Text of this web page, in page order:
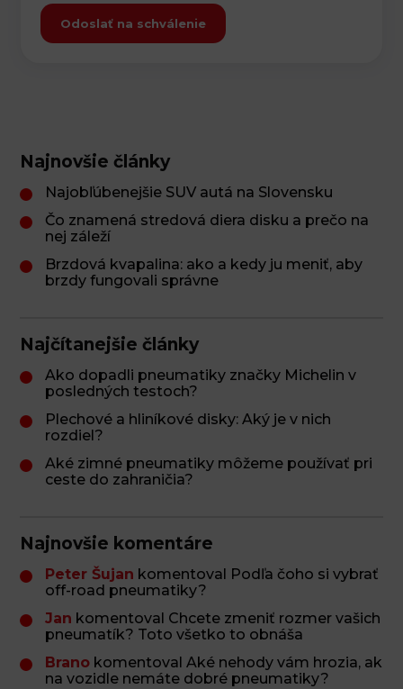
Najnovšie články
Najobľúbenejšie SUV autá na Slovensku
Čo znamená stredová diera disku a prečo na
nej záleží
Brzdová kvapalina: ako a kedy ju meniť, aby
brzdy fungovali správne
Najčítanejšie články
Ako dopadli pneumatiky značky Michelin v
posledných testoch?
Plechové a hliníkové disky: Aký je v nich
rozdiel?
Aké zimné pneumatiky môžeme používať pri
ceste do zahraničia?
Najnovšie komentáre
Peter Šujan komentoval Podľa čoho si vybrať
off-road pneumatiky?
Jan komentoval Chcete zmeniť rozmer vašich
pneumatík? Toto všetko to obnáša
Brano komentoval Aké nehody vám hrozia, ak
na vozidle nemáte dobré pneumatiky?